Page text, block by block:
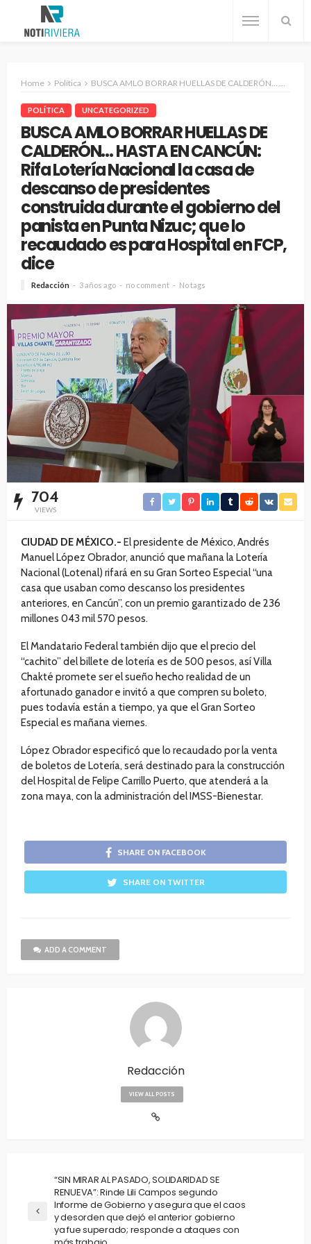
Home Política BUSCA AMLO BORRAR HUELLAS DE CALDERÓN… HASTA EN CANCÚN: Rifa Lotería Nacional la casa de descanso de presidentes construida durante el gobierno del panista en Punta Nizuc; que lo recaudado es para Hospital en FCP, dice
POLÍTICA UNCATEGORIZED
BUSCA AMLO BORRAR HUELLAS DE
CALDERÓN… HASTA EN CANCÚN:
Rifa Lotería Nacional la casa de
descanso de presidentes
construida durante el gobierno del
panista en Punta Nizuc; que lo
recaudado es para Hospital en FCP,
dice
Redacción 3 años ago no comment No tags
704
VIEWS
CIUDAD DE MÉXICO.- El presidente de México, Andrés
Manuel López Obrador, anunció que mañana la Lotería
Nacional (Lotenal) rifará en su Gran Sorteo Especial “una
casa que usaban como descanso los presidentes
anteriores, en Cancún”, con un premio garantizado de 236
millones 043 mil 570 pesos.
El Mandatario Federal también dijo que el precio del
“cachito” del billete de lotería es de 500 pesos, así Villa
Chakté promete ser el sueño hecho realidad de un
afortunado ganador e invitó a que compren su boleto,
pues todavía están a tiempo, ya que el Gran Sorteo
Especial es mañana viernes.
López Obrador especificó que lo recaudado por la venta
de boletos de Lotería, será destinado para la construcción
del Hospital de Felipe Carrillo Puerto, que atenderá a la
zona maya, con la administración del IMSS-Bienestar.
SHARE ON FACEBOOK
SHARE ON TWITTER
ADD A COMMENT
Redacción
VIEW ALL POSTS
“SIN MIRAR AL PASADO, SOLIDARIDAD SE
RENUEVA”: Rinde Lili Campos segundo
Informe de Gobierno y asegura que el caos
y desorden que dejó el anterior gobierno
ya fue superado; responde a ataques con